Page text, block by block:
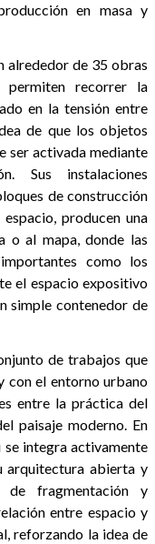
en masa y
alrededor de 35 obras
permiten recorrer la
en la tensión entre
de que los objetos
ser activada mediante
Sus instalaciones
de construcción
producen una
o al mapa, donde las
como los
el espacio expositivo
simple contenedor de
de trabajos que
con el entorno urbano
entre la práctica del
paisaje moderno. En
integra activamente
arquitectura abierta y
de fragmentación y
entre espacio y
reforzando la idea de